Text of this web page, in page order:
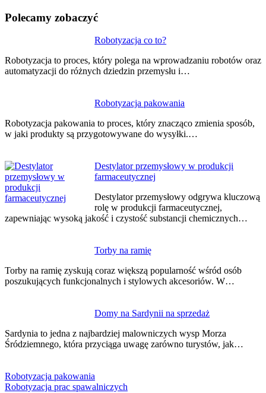
Polecamy zobaczyć
Robotyzacja co to?
Robotyzacja to proces, który polega na wprowadzaniu robotów oraz
automatyzacji do różnych dziedzin przemysłu i…
Robotyzacja pakowania
Robotyzacja pakowania to proces, który znacząco zmienia sposób,
w jaki produkty są przygotowywane do wysyłki.…
Destylator przemysłowy w produkcji
farmaceutycznej
Destylator przemysłowy odgrywa kluczową
rolę w produkcji farmaceutycznej,
zapewniając wysoką jakość i czystość substancji chemicznych…
Torby na ramię
Torby na ramię zyskują coraz większą popularność wśród osób
poszukujących funkcjonalnych i stylowych akcesoriów. W…
Domy na Sardynii na sprzedaż
Sardynia to jedna z najbardziej malowniczych wysp Morza
Śródziemnego, która przyciąga uwagę zarówno turystów, jak…
wpisu
Robotyzacja pakowania
Robotyzacja prac spawalniczych